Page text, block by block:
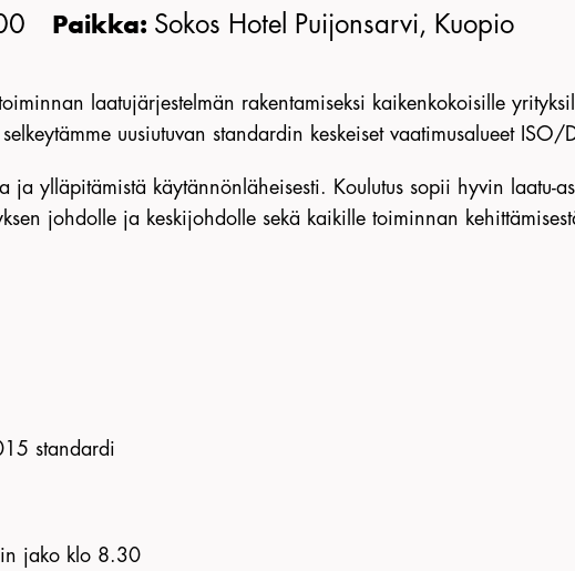
Paikka: Sokos Hotel Puijonsarvi, Kuopio
laatujärjestelmän rakentamiseksi kaikenkokoisille
uusiutuvan standardin keskeiset vaatimusalueet
ja ylläpitämistä käytännönläheisesti. Koulutus sopii hyvin laatu-
johdolle ja keskijohdolle sekä kaikille toiminnan
standardi
jako klo 8.30